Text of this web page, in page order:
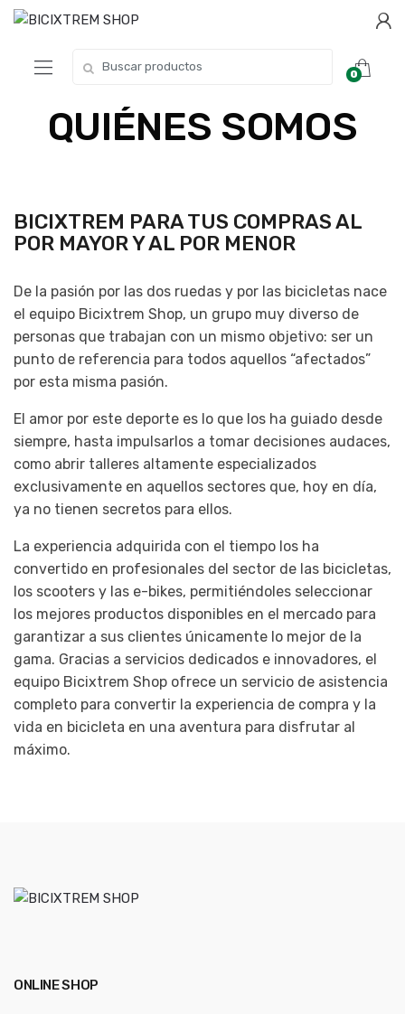
0
QUIÉNES SOMOS
BICIXTREM PARA TUS COMPRAS AL
POR MAYOR Y AL POR MENOR
De la pasión por las dos ruedas y por las bicicletas nace
el equipo Bicixtrem Shop, un grupo muy diverso de
personas que trabajan con un mismo objetivo: ser un
punto de referencia para todos aquellos “afectados”
por esta misma pasión.
El amor por este deporte es lo que los ha guiado desde
siempre, hasta impulsarlos a tomar decisiones audaces,
como abrir talleres altamente especializados
exclusivamente en aquellos sectores que, hoy en día,
ya no tienen secretos para ellos.
La experiencia adquirida con el tiempo los ha
convertido en profesionales del sector de las bicicletas,
los scooters y las e-bikes, permitiéndoles seleccionar
los mejores productos disponibles en el mercado para
garantizar a sus clientes únicamente lo mejor de la
gama. Gracias a servicios dedicados e innovadores, el
equipo Bicixtrem Shop ofrece un servicio de asistencia
completo para convertir la experiencia de compra y la
vida en bicicleta en una aventura para disfrutar al
máximo.
ONLINE SHOP